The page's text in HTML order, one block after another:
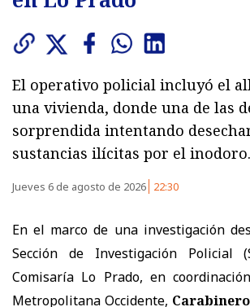
El operativo policial incluyó el
una vivienda, donde una de las
sorprendida intentando
sustancias ilícitas por el inodoro.
Jueves 6 de agosto de 2026 22:30
En el marco de una investigación
Sección de Investigación Policial
Comisaría Lo Prado, en
Metropolitana Occidente,